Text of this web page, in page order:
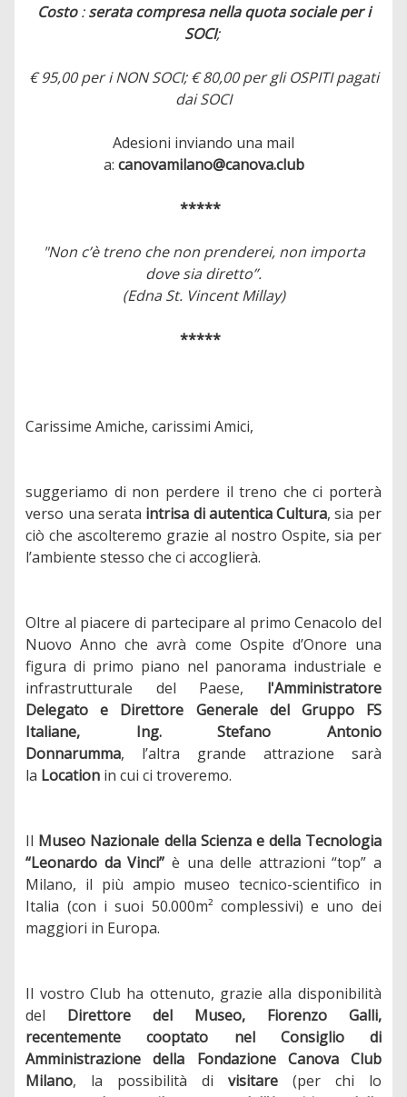
Costo :serata compresa nella quota sociale per i
SOCI;
€ 95,00 per i NON SOCI; € 80,00 per gli OSPITI pagati
dai SOCI
Adesioni inviando una mail
a: canovamilano@canova.club
*****
"Non c’è treno che non prenderei, non importa
dove sia diretto”.
(Edna St. Vincent Millay)
*****
Carissime Amiche, carissimi Amici,
suggeriamo di non perdere il treno che ci porterà
verso una serata intrisa di autentica Cultura, sia per
ciò che ascolteremo grazie al nostro Ospite, sia per
l’ambiente stesso che ci accoglierà.
Oltre al piacere di partecipare al primo Cenacolo del
Nuovo Anno che avrà come Ospite d’Onore una
figura di primo piano nel panorama industriale e
infrastrutturale del Paese, l'Amministratore
Delegato e Direttore Generale del Gruppo FS
Italiane, Ing. Stefano Antonio
Donnarumma, l’altra
grande attrazione sarà
la Location in cui ci troveremo.
Il Museo Nazionale della Scienza e della Tecnologia
“Leonardo da Vinci” è una delle attrazioni “top” a
Milano, il più ampio museo tecnico-scientifico in
Italia (con i suoi 50.000m² complessivi) e uno dei
maggiori in Europa.
Il vostro Club ha ottenuto, grazie alla disponibilità
del Direttore del Museo, Fiorenzo Galli,
recentemente cooptato nel Consiglio di
Amministrazione della Fondazione Canova Club
Milano, la possibilità di visitare(per chi lo